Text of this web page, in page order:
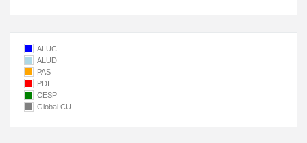
ALUC
ALUD
PAS
PDI
CESP
Global CU